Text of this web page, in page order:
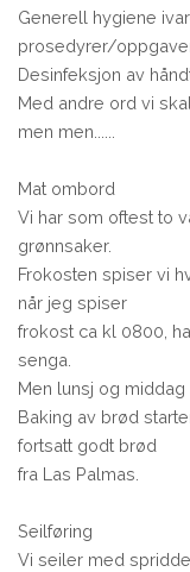
Generell hygiene
prosedyrer/
Desinfeksjon av
Med andre ord vi
men men......
Mat ombord
Vi har som oftest to
grønnsaker.
Frokosten spiser vi
når jeg spiser
frokost ca kl 0800,
senga.
Men lunsj og
Baking av brød
fortsatt godt brød
fra Las Palmas.
Seilføring
Vi seiler med